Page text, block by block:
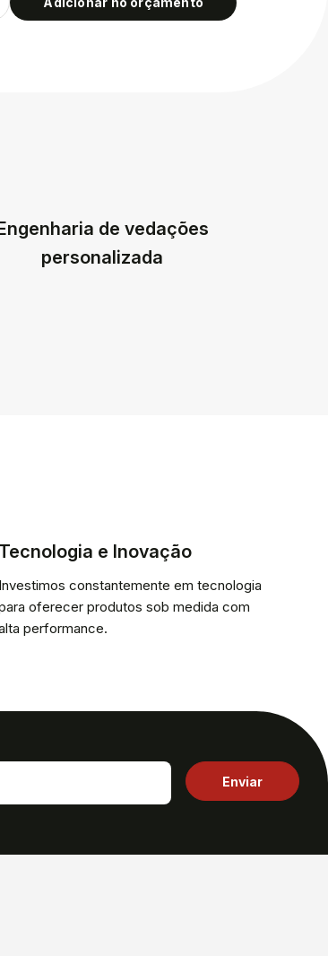
de vedações
personalizada
Tecnologia e Inovação
Investimos constantemente em tecnologia
oferecer produtos sob medida com
performance.